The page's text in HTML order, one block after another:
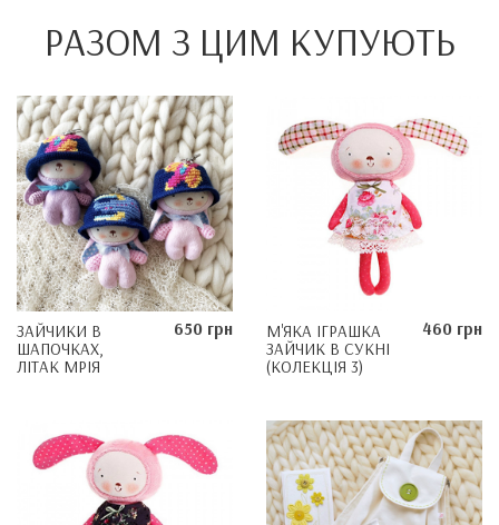
РАЗОМ З ЦИМ КУПУЮТЬ
ЗАЙЧИКИ В
ШАПОЧКАХ,
ЛІТАК МРІЯ
650 грн
М'ЯКА ІГРАШКА
ЗАЙЧИК В СУКНІ
(КОЛЕКЦІЯ 3)
460 грн